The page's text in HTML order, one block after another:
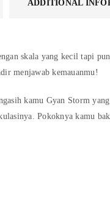
ADDITIONAL
skala yang kecil tapi
menjawab kemauanmu!
kamu Gyan Storm
Pokoknya kamu